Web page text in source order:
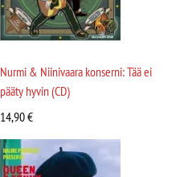
Nurmi & Niinivaara konserni: Tää ei
pääty hyvin (CD)
14,90€